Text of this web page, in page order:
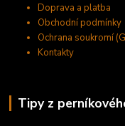
Doprava a platba
Obchodní podmínky
Ochrana soukromí
Kontakty
Tipy z